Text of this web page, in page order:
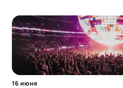
16 июня